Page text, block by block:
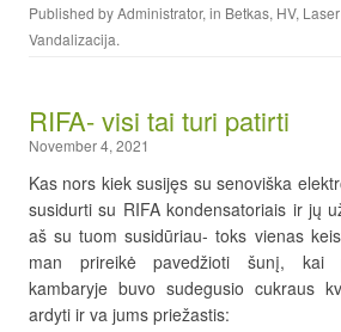
Published byAdministrator, in Betkas, HV,
Vandalizacija.
RIFA- visi tai turi patirti
November 4, 2021
Kas nors kiek susijęs su senoviška
susidurti su RIFA kondensatoriais ir jų
aš su tuom susidūriau- toks vienas
man prireikė pavedžioti šunį, kai
kambaryje buvo sudegusio cukraus
ardyti ir va jums priežastis: